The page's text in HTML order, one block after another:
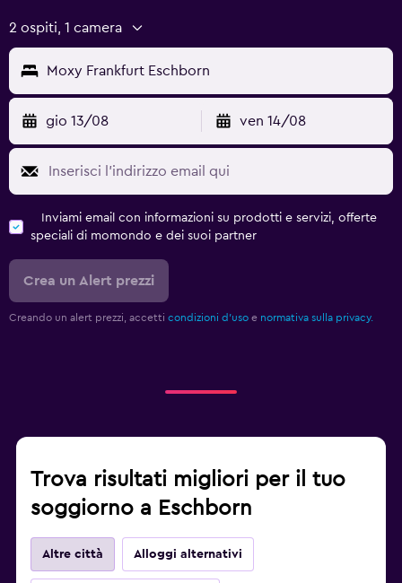
2 ospiti, 1 camera
Moxy Frankfurt Eschborn
gio 13/08 ven 14/08
Inviami email con informazioni su prodotti e servizi, offerte
speciali di momondo e dei suoi partner
Crea un Alert prezzi
Creando un alert prezzi, accetti condizioni d'uso e normativa sulla privacy.
Trova risultati migliori per il tuo
soggiorno a Eschborn
Altre città Alloggi alternativi